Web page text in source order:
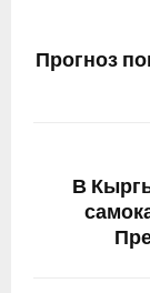
Прогноз
В